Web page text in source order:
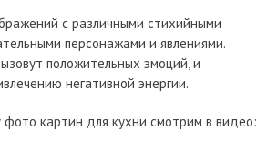
с различными стихийными
персонажами и явлениями.
положительных эмоций, и
негативной энергии.
картин для кухни смотрим в видео: